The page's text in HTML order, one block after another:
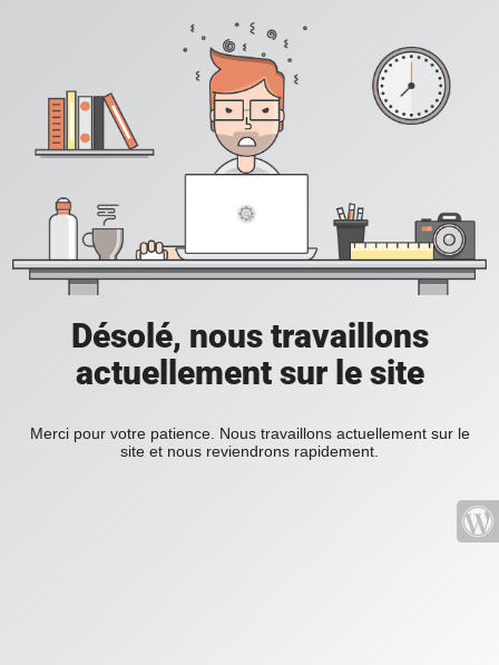
Désolé, nous travaillons
actuellement sur le site
Merci pour votre patience. Nous travaillons actuellement sur le
site et nous reviendrons rapidement.